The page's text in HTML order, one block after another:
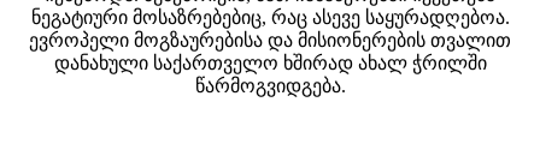
ნეგატიური მოსაზრებებიც, რაც ასევე საყურადღებოა.
ევროპელი მოგზაურებისა და მისიონერების თვალით
დანახული საქართველო ხშირად ახალ ჭრილში
წარმოგვიდგება.